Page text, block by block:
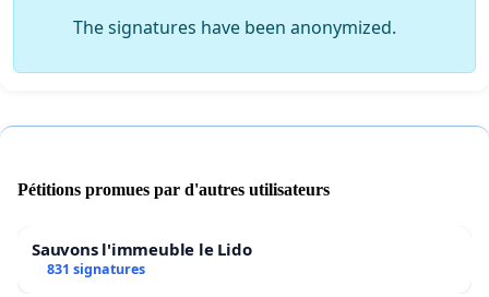
The signatures have been anonymized.
Pétitions promues par d'autres utilisateurs
Sauvons l'immeuble le Lido
831 signatures